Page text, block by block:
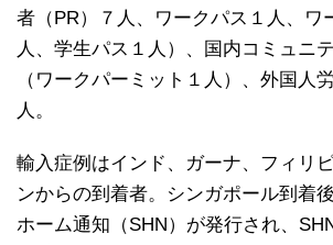
者（PR）７人、ワークパス１人、ワ
人、学生パス１人）、国内コミュニ
（ワークパーミット１人）、外国人
人。
輸入症例はインド、ガーナ、フィリ
ンからの到着者。シンガポール到着
ホーム通知（SHN）が発行され、